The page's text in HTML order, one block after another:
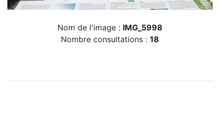
Nom de l'image : IMG_5998
Nombre consultations : 18